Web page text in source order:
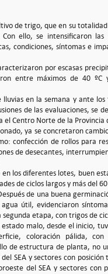
de trigo, que en su
ello, se intensificaron
condiciones, síntomas e
por escasas
entre máximos de 40
lluvias en la semana y ante
de las evaluaciones,
el Centro Norte de la
ya se concretaron
confección de rollos para
de desecantes,
los diferentes lotes, buen
de ciclos largos y más del
de una buena
útil, evidenciaron
etapa, con trigos de
malo, desde el inicio,
coloración pálida,
de estructura de planta, no
SEA y sectores con
del SEA y sectores